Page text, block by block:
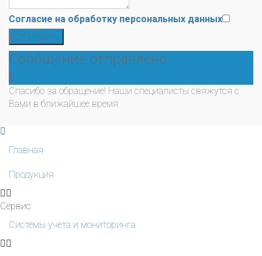
Согласие на обработку персональных данных
Отправить
Сообщение отправлено
Спасибо за обращение! Наши специалисты свяжутся с
Вами в ближайшее время
Главная
Продукция
Сервис
Системы учета и мониторинга